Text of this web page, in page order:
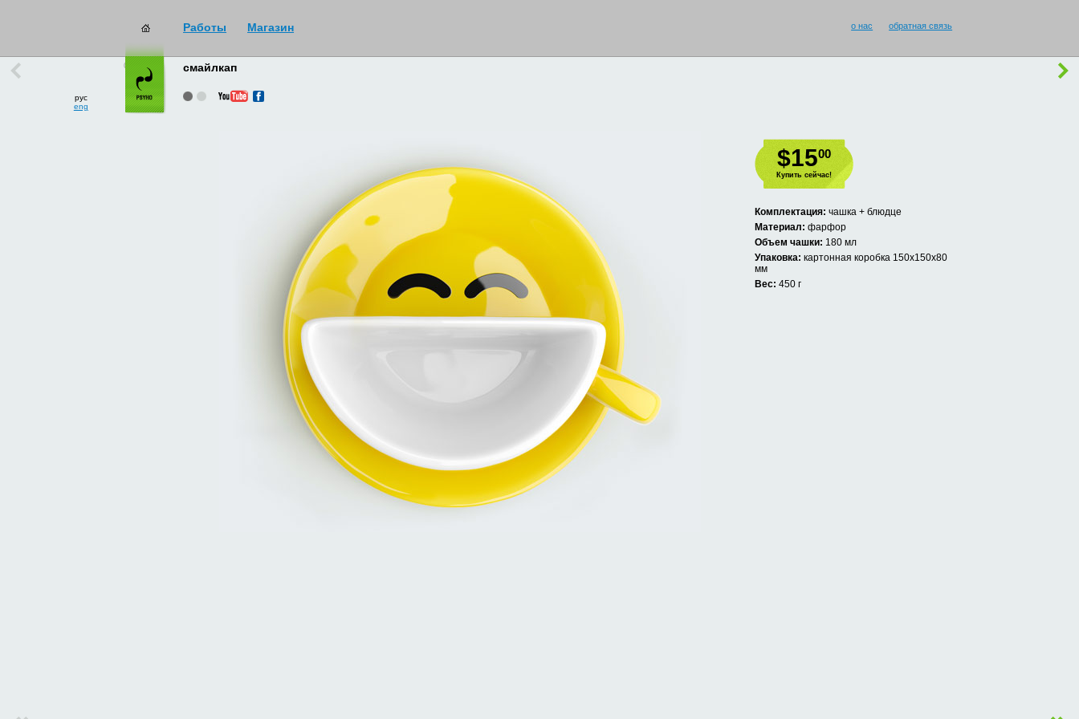
Работы Магазин
eng
смайлкап
$1500
Купить сейчас!
Комплектация: чашка + блюдце
Материал: фарфор
Объем чашки: 180 мл
Упаковка: картонная коробка 150х150х80
мм
Вес: 450 г